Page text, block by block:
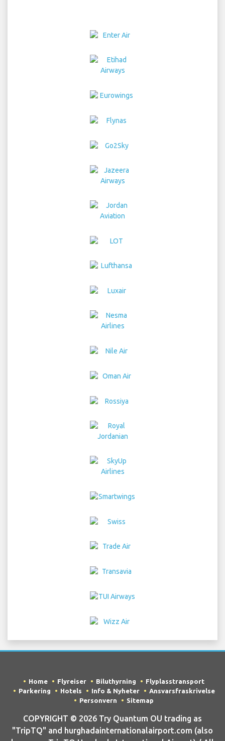
Home Flyreiser Biluthyrning
Flyplasstransport
Parkering
Hotels Info & Nyheter
Ansvarsfraskrivelse
Personvern
Sitemap
COPYRIGHT © 2026 Try Quantum OU trading as
"TripTQ" and hurghadainternationalairport.com (also